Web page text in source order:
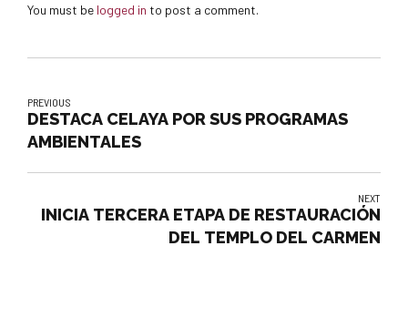
You must be logged in to post a comment.
PREVIOUS
DESTACA CELAYA POR SUS PROGRAMAS
AMBIENTALES
NEXT
INICIA TERCERA ETAPA DE RESTAURACIÓN
DEL TEMPLO DEL CARMEN